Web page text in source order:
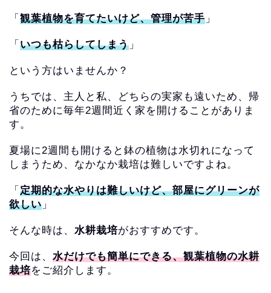
「 観葉植物を育てたいけど、管理が苦手 」
「 いつも枯らしてしまう 」
という方はいませんか？
うちでは、主人と私、どちらの実家も遠いため、帰
省のために毎年2週間近く家を開けることがありま
す。
夏場に2週間も開けると鉢の植物は水切れになって
しまうため、 なかなか栽培は難しいですよね。
「 定期的な水やりは難しいけど、部屋にグリーンが
欲しい 」
そんな時は、 水耕栽培がおすすめです。
今回は、 水だけでも簡単にできる、観葉植物の水耕
栽培をご紹介します。